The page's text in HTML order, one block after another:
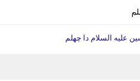
علیه السلام دا چهلم